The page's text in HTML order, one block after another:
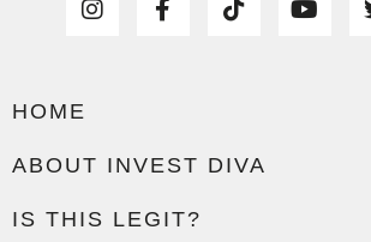
HOME
ABOUT INVEST DIVA
IS THIS LEGIT?